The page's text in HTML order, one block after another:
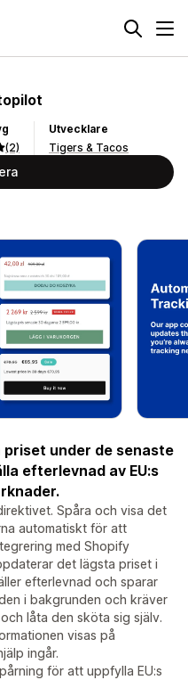
(2)
Utvecklare
Tigers & Tacos
under de senaste
efterlevnad av EU:s
Spåra och visa det
automatiskt för att
med Shopify
det lägsta priset i
efterlevnad och sparar
i bakgrunden och kräver
låta den sköta sig själv.
visas på
ingår.
för att uppfylla EU:s